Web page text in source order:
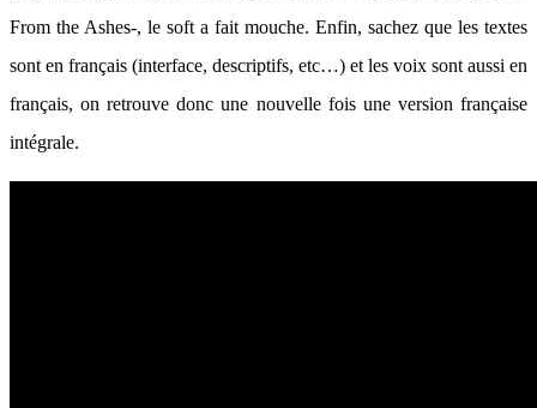
From the Ashes-, le soft a fait mouche. Enfin, sachez que les textes
sont en français (interface, descriptifs, etc…) et les voix sont aussi en
français, on retrouve donc une nouvelle fois une version française
intégrale.